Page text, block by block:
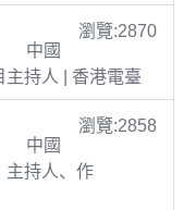
瀏覽:2870
中國
持人 | 香港電臺
瀏覽:2858
中國
主持人、作